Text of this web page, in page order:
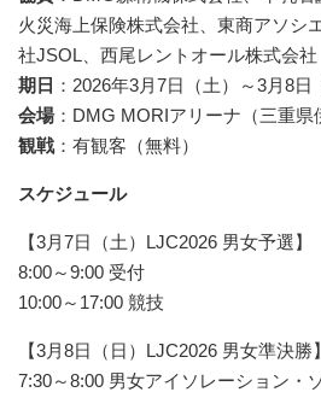
火災海上保険株式会社、東商アソシ
社JSOL、西尾レントオール株式会社
期日 ：2026年3月7日（土）～3月8日
会場：DMG MORIアリーナ（三重県
観戦：有観客（無料）
スケジュール
【3月7日（土）LJC2026 男女予選】
8:00～9:00 受付
10:00～17:00 競技
【3月8日（日）LJC2026 男女準決勝】
7:30～8:00 男女アイソレーション・